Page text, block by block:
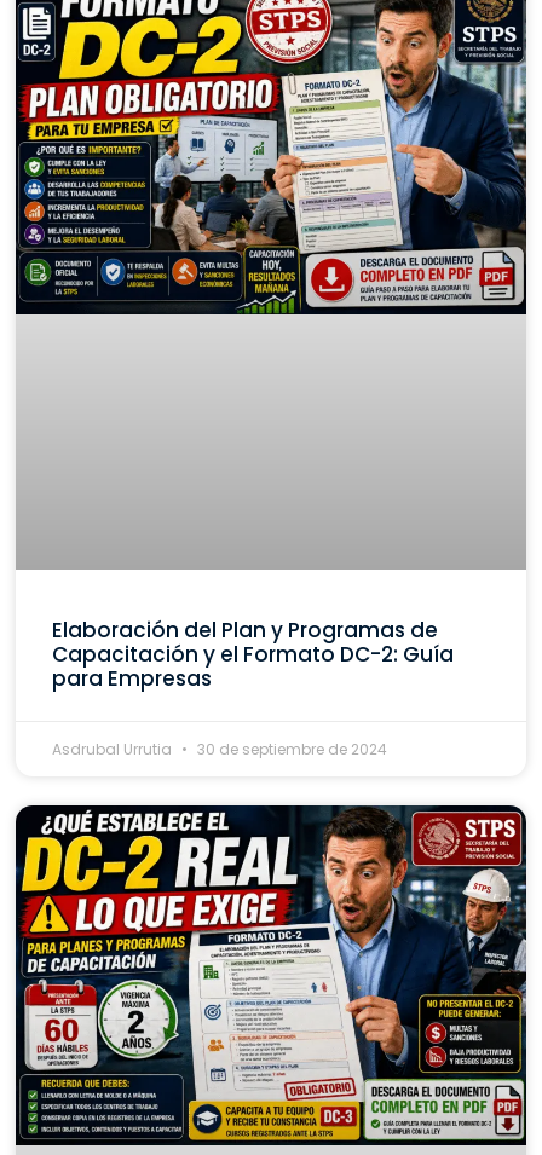
Elaboración del Plan y Programas de
Capacitación y el Formato DC-2: Guía
para Empresas
Asdrubal Urrutia 30 de septiembre de 2024